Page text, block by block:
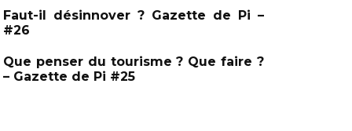
Faut-il désinnover ? Gazette de Pi –
#26
Que penser du tourisme ? Que faire ?
– Gazette de Pi #25